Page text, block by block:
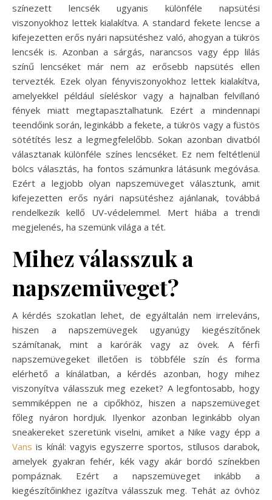
színezett lencsék ugyanis különféle napsütési
viszonyokhoz lettek kialakítva. A standard fekete lencse a
kifejezetten erős nyári napsütéshez való, ahogyan a tükrös
lencsék is. Azonban a sárgás, narancsos vagy épp lilás
színű lencséket már nem az erősebb napsütés ellen
tervezték. Ezek olyan fényviszonyokhoz lettek kialakítva,
amelyekkel például síeléskor vagy a hajnalban felvillanó
fények miatt megtapasztalhatunk. Ezért a mindennapi
teendőink során, leginkább a fekete, a tükrös vagy a füstös
sötétítés lesz a legmegfelelőbb. Sokan azonban divatból
választanak különféle színes lencséket. Ez nem feltétlenül
bölcs választás, ha fontos számunkra látásunk megóvása.
Ezért a legjobb olyan napszemüveget választunk, amit
kifejezetten erős nyári napsütéshez ajánlanak, továbbá
rendelkezik kellő UV-védelemmel. Mert hiába a trendi
megjelenés, ha szemünk világa a tét.
Mihez válasszuk a
napszemüveget?
A kérdés szokatlan lehet, de egyáltalán nem irreleváns,
hiszen a napszemüvegek ugyanúgy kiegészítőnek
számítanak, mint a karórák vagy az övek. A férfi
napszemüvegeket illetően is többféle szín és forma
elérhető a kínálatban, a kérdés azonban, hogy mihez
viszonyítva válasszuk meg ezeket? A legfontosabb, hogy
semmiképpen ne a cipőkhöz, hiszen a napszemüveget
főleg nyáron hordjuk. Ilyenkor azonban leginkább olyan
sneakereket szeretünk viselni, amiket a Nike vagy épp a
Vans is kínál: vagyis egyszerre sportos, stílusos darabok,
amelyek gyakran fehér, kék vagy akár bordó színekben
pompáznak. Ezért a napszemüveget inkább a
kiegészítőinkhez igazítva válasszuk meg. Tehát az övhöz